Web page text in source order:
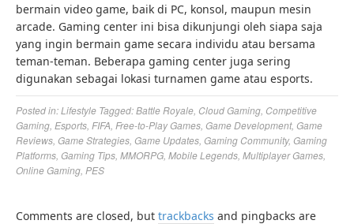
bermain video game, baik di PC, konsol, maupun mesin
arcade. Gaming center ini bisa dikunjungi oleh siapa saja
yang ingin bermain game secara individu atau bersama
teman-teman. Beberapa gaming center juga sering
digunakan sebagai lokasi turnamen game atau esports.
Posted in:Lifestyle Tagged:Battle Royale Cloud Gaming Competitive
Gaming Esports FIFA Free-to-Play Games Game Development, Game
Reviews Game Strategies Game Updates Gaming Community, Gaming
Platforms Gaming Tips MMORPG Mobile Legends Multiplayer Games
Online Gaming PES
Comments are closed, but trackbacks and pingbacks are